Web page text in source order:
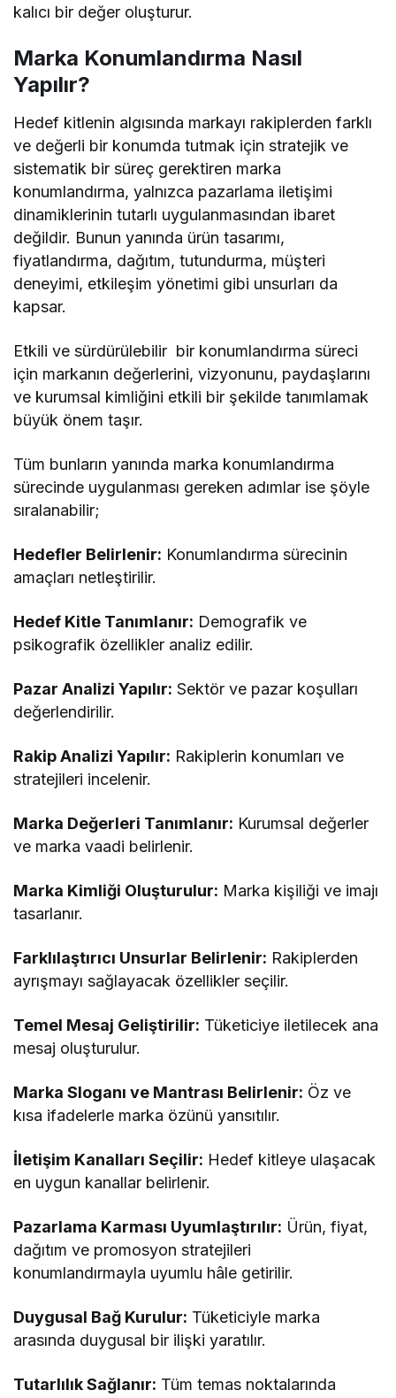
kalıcı bir değer oluşturur.
Marka Konumlandırma Nasıl
Yapılır?
Hedef kitlenin algısında markayı rakiplerden farklı
ve değerli bir konumda tutmak için stratejik ve
sistematik bir süreç gerektiren marka
konumlandırma, yalnızca pazarlama iletişimi
dinamiklerinin tutarlı uygulanmasından ibaret
değildir. Bunun yanında ürün tasarımı,
fiyatlandırma, dağıtım, tutundurma, müşteri
deneyimi, etkileşim yönetimi gibi unsurları da
kapsar.
Etkili ve sürdürülebilir bir konumlandırma süreci
için markanın değerlerini, vizyonunu, paydaşlarını
ve kurumsal kimliğini etkili bir şekilde tanımlamak
büyük önem taşır.
Tüm bunların yanında marka konumlandırma
sürecinde uygulanması gereken adımlar ise şöyle
sıralanabilir;
Hedefler Belirlenir: Konumlandırma sürecinin
amaçları netleştirilir.
Hedef Kitle Tanımlanır: Demografik ve
psikografik özellikler analiz edilir.
Pazar Analizi Yapılır: Sektör ve pazar koşulları
değerlendirilir.
Rakip Analizi Yapılır: Rakiplerin konumları ve
stratejileri incelenir.
Marka Değerleri Tanımlanır: Kurumsal değerler
ve marka vaadi belirlenir.
Marka Kimliği Oluşturulur: Marka kişiliği ve imajı
tasarlanır.
Farklılaştırıcı Unsurlar Belirlenir: Rakiplerden
ayrışmayı sağlayacak özellikler seçilir.
Temel Mesaj Geliştirilir: Tüketiciye iletilecek ana
mesaj oluşturulur.
Marka Sloganı ve Mantrası Belirlenir: Öz ve
kısa ifadelerle marka özünü yansıtılır.
İletişim Kanalları Seçilir: Hedef kitleye ulaşacak
en uygun kanallar belirlenir.
Pazarlama Karması Uyumlaştırılır: Ürün, fiyat,
dağıtım ve promosyon stratejileri
konumlandırmayla uyumlu hâle getirilir.
Duygusal Bağ Kurulur: Tüketiciyle marka
arasında duygusal bir ilişki yaratılır.
Tutarlılık Sağlanır: Tüm temas noktalarında